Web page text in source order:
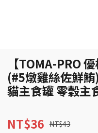
【TOMA-PRO
(#5燉雞絲佐鮮
貓主食罐 零穀主
NT$36 NT$43